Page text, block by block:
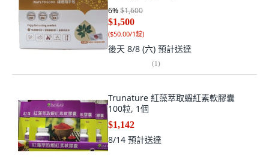
6%$1,600
$1,500
($50.00/1錠)
後天 8/8 (六) 預計送達
(1)
Trunature 紅藻萃取蝦紅素軟膠囊
100粒, 1個
$1,142
8/14 預計送達